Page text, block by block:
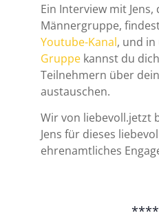
Ein Interview mit
Männergruppe,
Youtube-Kanal, und
Gruppe kannst du
Teilnehmern über
austauschen.
Wir von liebevoll.jetzt
Jens für dieses
ehrenamtliches